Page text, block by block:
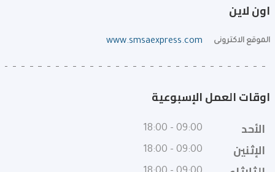
اون لاين
الموقع الاكترونى www.smsaexpress.com
اوقات العمل الإسبوعية
الأحد
09:00 - 18:00
الإثنين 09:00 - 18:00